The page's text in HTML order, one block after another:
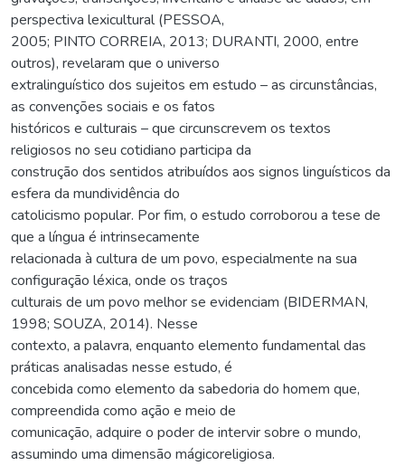
perspectiva lexicultural (PESSOA,
2005; PINTO CORREIA, 2013; DURANTI, 2000, entre
outros), revelaram que o universo
extralinguístico dos sujeitos em estudo – as circunstâncias,
as convenções sociais e os fatos
históricos e culturais – que circunscrevem os textos
religiosos no seu cotidiano participa da
construção dos sentidos atribuídos aos signos linguísticos da
esfera da mundividência do
catolicismo popular. Por fim, o estudo corroborou a tese de
que a língua é intrinsecamente
relacionada à cultura de um povo, especialmente na sua
configuração léxica, onde os traços
culturais de um povo melhor se evidenciam (BIDERMAN,
1998; SOUZA, 2014). Nesse
contexto, a palavra, enquanto elemento fundamental das
práticas analisadas nesse estudo, é
concebida como elemento da sabedoria do homem que,
compreendida como ação e meio de
comunicação, adquire o poder de intervir sobre o mundo,
assumindo uma dimensão mágicoreligiosa.